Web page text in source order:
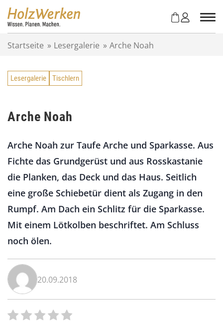
Startseite » Lesergalerie » Arche Noah
Lesergalerie Tischlern
Arche Noah
Arche Noah zur Taufe Arche und Sparkasse. Aus
Fichte das Grundgerüst und aus Rosskastanie
die Planken, das Deck und das Haus. Seitlich
eine große Schiebetür dient als Zugang in den
Rumpf. Am Dach ein Schlitz für die Sparkasse.
Mit einem Lötkolben beschriftet. Am Schluss
noch ölen.
20.09.2018